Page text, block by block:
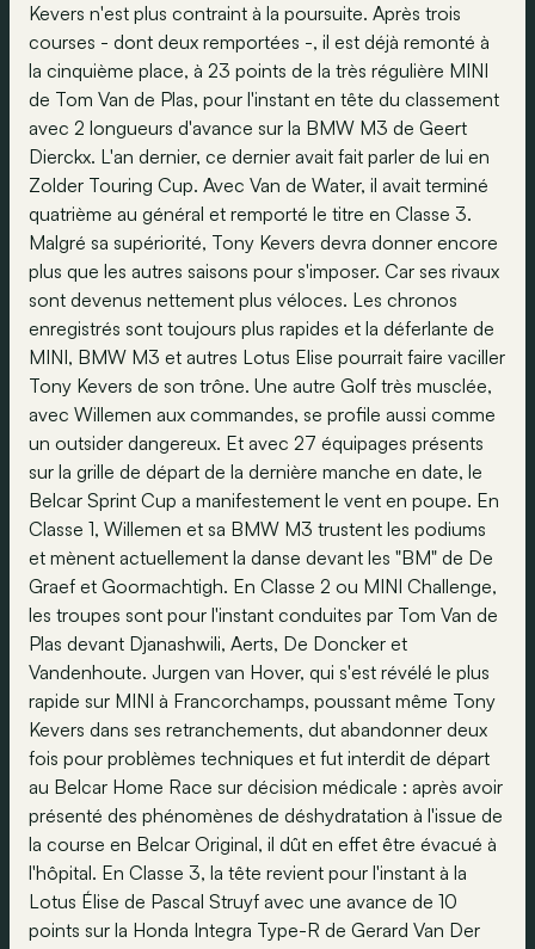
Kevers n'est plus contraint à la poursuite. Après trois
courses - dont deux remportées -, il est déjà remonté à
la cinquième place, à 23 points de la très régulière MINI
de Tom Van de Plas, pour l'instant en tête du classement
avec 2 longueurs d'avance sur la BMW M3 de Geert
Dierckx. L'an dernier, ce dernier avait fait parler de lui en
Zolder Touring Cup. Avec Van de Water, il avait terminé
quatrième au général et remporté le titre en Classe 3.
Malgré sa supériorité, Tony Kevers devra donner encore
plus que les autres saisons pour s'imposer. Car ses rivaux
sont devenus nettement plus véloces. Les chronos
enregistrés sont toujours plus rapides et la déferlante de
MINI, BMW M3 et autres Lotus Elise pourrait faire vaciller
Tony Kevers de son trône. Une autre Golf très musclée,
avec Willemen aux commandes, se profile aussi comme
un outsider dangereux. Et avec 27 équipages présents
sur la grille de départ de la dernière manche en date, le
Belcar Sprint Cup a manifestement le vent en poupe. En
Classe 1, Willemen et sa BMW M3 trustent les podiums
et mènent actuellement la danse devant les "BM" de De
Graef et Goormachtigh. En Classe 2 ou MINI Challenge,
les troupes sont pour l'instant conduites par Tom Van de
Plas devant Djanashwili, Aerts, De Doncker et
Vandenhoute. Jurgen van Hover, qui s'est révélé le plus
rapide sur MINI à Francorchamps, poussant même Tony
Kevers dans ses retranchements, dut abandonner deux
fois pour problèmes techniques et fut interdit de départ
au Belcar Home Race sur décision médicale : après avoir
présenté des phénomènes de déshydratation à l'issue de
la course en Belcar Original, il dût en effet être évacué à
l'hôpital. En Classe 3, la tête revient pour l'instant à la
Lotus Élise de Pascal Struyf avec une avance de 10
points sur la Honda Integra Type-R de Gerard Van Der